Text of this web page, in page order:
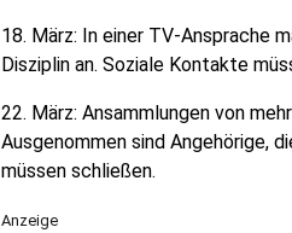
18. März: In einer TV-Ansprache
Disziplin an. Soziale Kontakte
22. März: Ansammlungen von
Ausgenommen sind Angehörige,
müssen schließen.
Anzeige